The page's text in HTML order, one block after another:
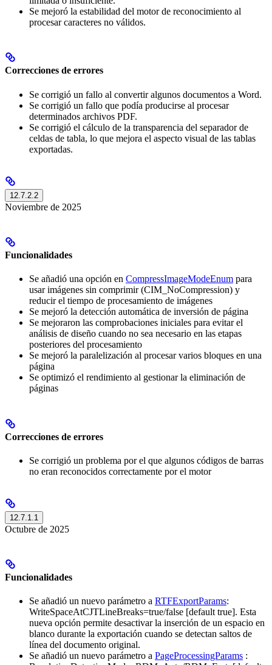
Se mejoró la estabilidad del motor de reconocimiento al
procesar caracteres no válidos.
Correcciones de errores
Se corrigió un fallo al convertir algunos documentos a Word.
Se corrigió un fallo que podía producirse al procesar
determinados archivos PDF.
Se corrigió el cálculo de la transparencia del separador de
celdas de tabla, lo que mejora el aspecto visual de las tablas
exportadas.
12.7.2.2
Noviembre de 2025
Funcionalidades
Se añadió una opción en CompressImageModeEnum para
usar imágenes sin comprimir (CIM_NoCompression) y
reducir el tiempo de procesamiento de imágenes
Se mejoró la detección automática de inversión de página
Se mejoraron las comprobaciones iniciales para evitar el
análisis de diseño cuando no sea necesario en las etapas
posteriores del procesamiento
Se mejoró la paralelización al procesar varios bloques en una
página
Se optimizó el rendimiento al gestionar la eliminación de
páginas
Correcciones de errores
Se corrigió un problema por el que algunos códigos de barras
no eran reconocidos correctamente por el motor
12.7.1.1
Octubre de 2025
Funcionalidades
Se añadió un nuevo parámetro a RTFExportParams:
WriteSpaceAtCJTLineBreaks=true/false [default true]. Esta
nueva opción permite desactivar la inserción de un espacio en
blanco durante la exportación cuando se detectan saltos de
línea del documento original.
Se añadió un nuevo parámetro a PageProcessingParams :